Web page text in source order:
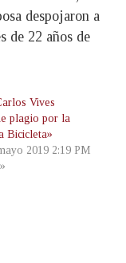
despojaron a
de 22 años de
Vives
plagio por la
Bicicleta»
2019 2:19 PM